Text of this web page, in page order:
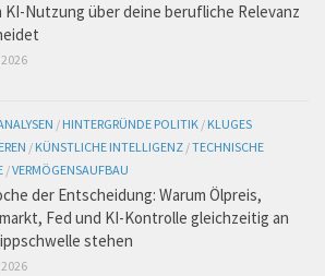
KI-Nutzung über deine berufliche Relevanz
/ HINTERGRÜNDE POLITIK / KLUGES
/ KÜNSTLICHE INTELLIGENZ /TECHNISCHE
/VERMÖGENSAUFBAU
der Entscheidung: Warum Ölpreis,
Fed und KI-Kontrolle gleichzeitig an
stehen